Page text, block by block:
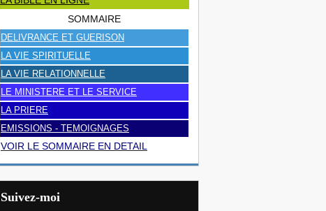
SOMMAIRE
DELIVRANCE ET GUERISON
LA VIE SPIRITUELLE
LA VIE RELATIONNELLE
LE MINISTERE ET LE SERVICE
LA PRIERE
EMISSIONS - TEMOIGNAGES
VOIR LE SOMMAIRE EN DETAIL
Suivez-moi